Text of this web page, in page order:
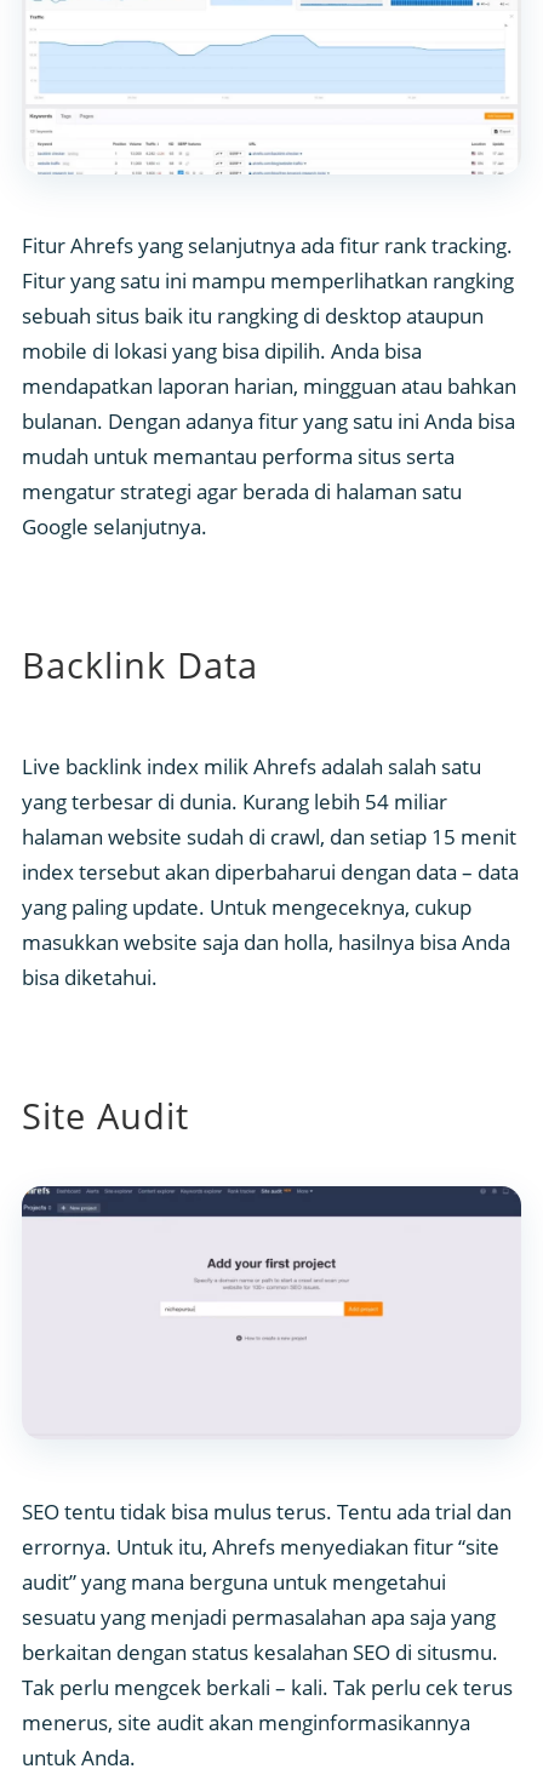
Fitur Ahrefs yang selanjutnya ada fitur rank tracking.
Fitur yang satu ini mampu memperlihatkan rangking
sebuah situs baik itu rangking di desktop ataupun
mobile di lokasi yang bisa dipilih. Anda bisa
mendapatkan laporan harian, mingguan atau bahkan
bulanan. Dengan adanya fitur yang satu ini Anda bisa
mudah untuk memantau performa situs serta
mengatur strategi agar berada di halaman satu
Google selanjutnya.
Backlink Data
Live backlink index milik Ahrefs adalah salah satu
yang terbesar di dunia. Kurang lebih 54 miliar
halaman website sudah di crawl, dan setiap 15 menit
index tersebut akan diperbaharui dengan data – data
yang paling update. Untuk mengeceknya, cukup
masukkan website saja dan holla, hasilnya bisa Anda
bisa diketahui.
Site Audit
SEO tentu tidak bisa mulus terus. Tentu ada trial dan
errornya. Untuk itu, Ahrefs menyediakan fitur “site
audit” yang mana berguna untuk mengetahui
sesuatu yang menjadi permasalahan apa saja yang
berkaitan dengan status kesalahan SEO di situsmu.
Tak perlu mengcek berkali – kali. Tak perlu cek terus
menerus, site audit akan menginformasikannya
untuk Anda.